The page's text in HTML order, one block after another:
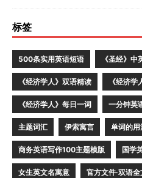
标签
500条实用英语短语 《圣经》
《经济学人》双语精读 《经济
《经济学人》每日一词 一分钟英
主题词汇 伊索寓言 单词的
商务英语写作100主题模版 国学
女生英文名寓意 官方文件·双语全